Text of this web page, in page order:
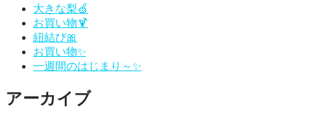
ン
大きな梨🍏
お買い物🍹
紐結び🎀
お買い物✨
一週間のはじまり～✨
アーカイブ